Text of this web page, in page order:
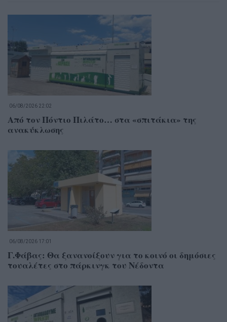
06/08/2026 22:02
Από τον Πόντιο Πιλάτο… στα «σπιτάκια» της
ανακύκλωσης
06/08/2026 17:01
Γ.Φάβας: Θα ξανανοίξουν για το κοινό οι δημόσιες
τουαλέτες στο πάρκινγκ του Νέδοντα